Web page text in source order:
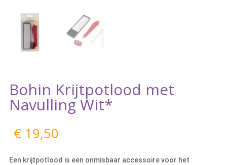
Bohin Krijtpotlood met
Navulling Wit*
€19,50
Een krijtpotlood is een onmisbaar accessoire voor het